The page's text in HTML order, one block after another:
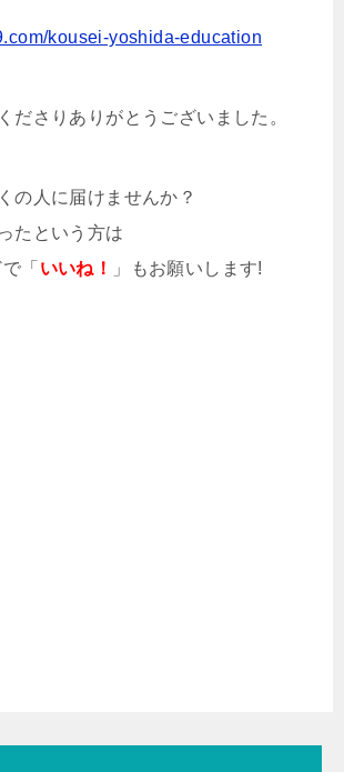
kousei-yoshida-education
ださりありがとうございました。
の人に届けませんか？
たという方は
「 いいね！ 」もお願いします!